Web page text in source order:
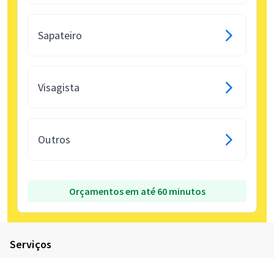
Sapateiro
Visagista
Outros
Orçamentos em até 60 minutos
Serviços